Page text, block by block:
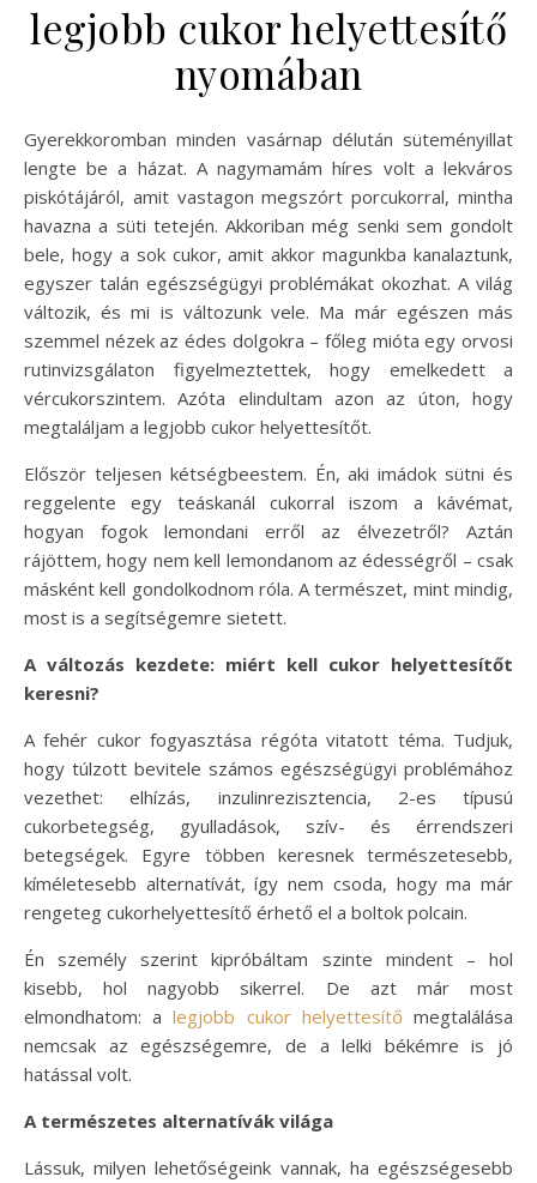
legjobb cukor helyettesítő
nyomában
Gyerekkoromban minden vasárnap délután süteményillat
lengte be a házat. A nagymamám híres volt a lekváros
piskótájáról, amit vastagon megszórt porcukorral, mintha
havazna a süti tetején. Akkoriban még senki sem gondolt
bele, hogy a sok cukor, amit akkor magunkba kanalaztunk,
egyszer talán egészségügyi problémákat okozhat. A világ
változik, és mi is változunk vele. Ma már egészen más
szemmel nézek az édes dolgokra – főleg mióta egy orvosi
rutinvizsgálaton figyelmeztettek, hogy emelkedett a
vércukorszintem. Azóta elindultam azon az úton, hogy
megtaláljam a legjobb cukor helyettesítőt.
Először teljesen kétségbeestem. Én, aki imádok sütni és
reggelente egy teáskanál cukorral iszom a kávémat,
hogyan fogok lemondani erről az élvezetről? Aztán
rájöttem, hogy nem kell lemondanom az édességről – csak
másként kell gondolkodnom róla. A természet, mint mindig,
most is a segítségemre sietett.
A változás kezdete: miért kell cukor helyettesítőt
keresni?
A fehér cukor fogyasztása régóta vitatott téma. Tudjuk,
hogy túlzott bevitele számos egészségügyi problémához
vezethet: elhízás, inzulinrezisztencia, 2-es típusú
cukorbetegség, gyulladások, szív- és érrendszeri
betegségek. Egyre többen keresnek természetesebb,
kíméletesebb alternatívát, így nem csoda, hogy ma már
rengeteg cukorhelyettesítő érhető el a boltok polcain.
Én személy szerint kipróbáltam szinte mindent – hol
kisebb, hol nagyobb sikerrel. De azt már most
elmondhatom: alegjobb cukor helyettesítőmegtalálása
nemcsak az egészségemre, de a lelki békémre is jó
hatással volt.
A természetes alternatívák világa
Lássuk, milyen lehetőségeink vannak, ha egészségesebb